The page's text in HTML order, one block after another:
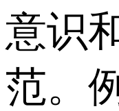
意识
范。